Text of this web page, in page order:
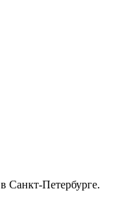
в Санкт-Петербурге.